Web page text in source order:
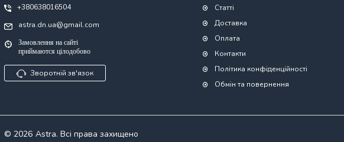
+380638016504
astra.dn.ua@gmail.com
Замовлення на сайті
приймаются цілодобово
Зворотній зв'язок
Статті
Доставка
Оплата
Контакти
Політика конфіденційності
Обмін та повернення
© 2026 Astra. Всі права захищено